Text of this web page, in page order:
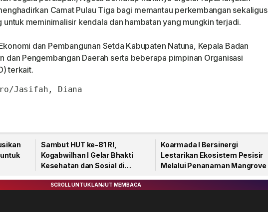
Camat Pulau Tiga bagi memantau perkembangan sekaligus
untuk meminimalisir kendala dan hambatan yang mungkin terjadi.
dan Pembangunan Setda Kabupaten Natuna, Kepala Badan
dan Pengembangan Daerah serta beberapa pimpinan Organisasi
terkait.
Jasifah, Diana
Sambut HUT ke-81 RI,
Kogabwilhan I Gelar Bhakti
Kesehatan dan Sosial di
Koarmada I Bersinergi
Lestarikan Ekosistem Pesisir
Melalui Penanaman Mangrove